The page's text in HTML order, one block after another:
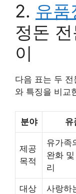
2. 유품
정돈
이
다음 표는 두
와 특징을 비교
분야 유
제공
목적
유가족
완화
리
대상
사랑하